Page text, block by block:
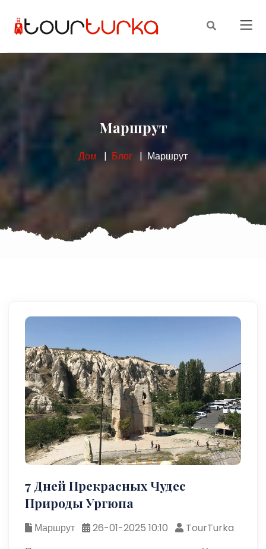
Маршрут
Дом Блог Маршрут
7 Дней Прекрасных Чудес
Природы Ургюпа
Маршрут 26-01-2025 10:10
TourTurka